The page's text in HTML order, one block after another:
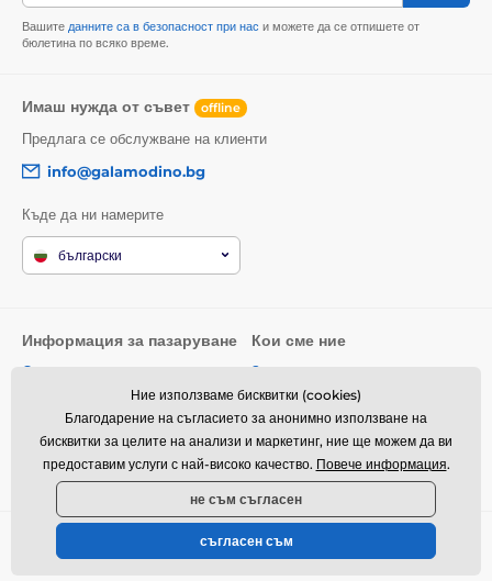
Вашите данните са в безопасност при нас и можете да се отпишете от
бюлетина по всяко време.
Имаш нужда от съвет offline
Предлага се обслужване на клиенти
info@galamodino.bg
Къде да ни намерите
български
Информация за пазаруване
Общи условия
Връщане на стоки и рекламации
Политика за поверителност
Кои сме ние
За нас
Контактни данни
Партньорство с Galamodino
© 2026 www.galamodino.bg ⦁ Техническо решение
Ние използваме бисквитки (cookies)
Благодарение на съгласието за анонимно използване на
бисквитки за целите на анализи и маркетинг, ние ще можем да ви
предоставим услуги с най-високо качество. Повече информация.
не съм съгласен
съгласен съм